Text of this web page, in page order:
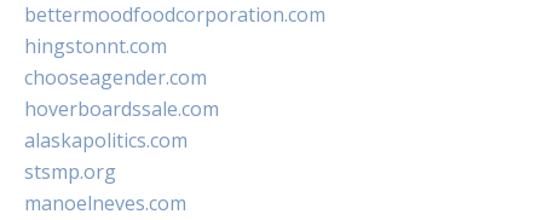
bettermoodfoodcorporation.com
hingstonnt.com
chooseagender.com
hoverboardssale.com
alaskapolitics.com
stsmp.org
manoelneves.com